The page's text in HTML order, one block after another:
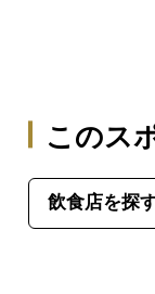
このス
飲食店を探